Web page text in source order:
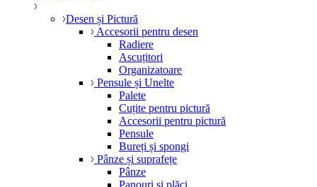
Desen și Pictură
Accesorii pentru desen
Radiere
Ascuțitori
Organizatoare
Pensule și Unelte
Palete
Cuțite pentru pictură
Accesorii pentru pictură
Pensule
Bureți și spongi
Pânze și suprafețe
Pânze
Panouri și plăci